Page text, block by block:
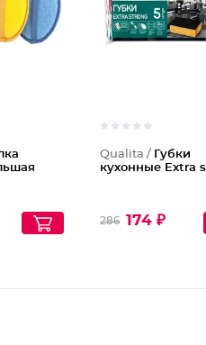
Qualita / Губки
кухонные Extra
286 174 ₽